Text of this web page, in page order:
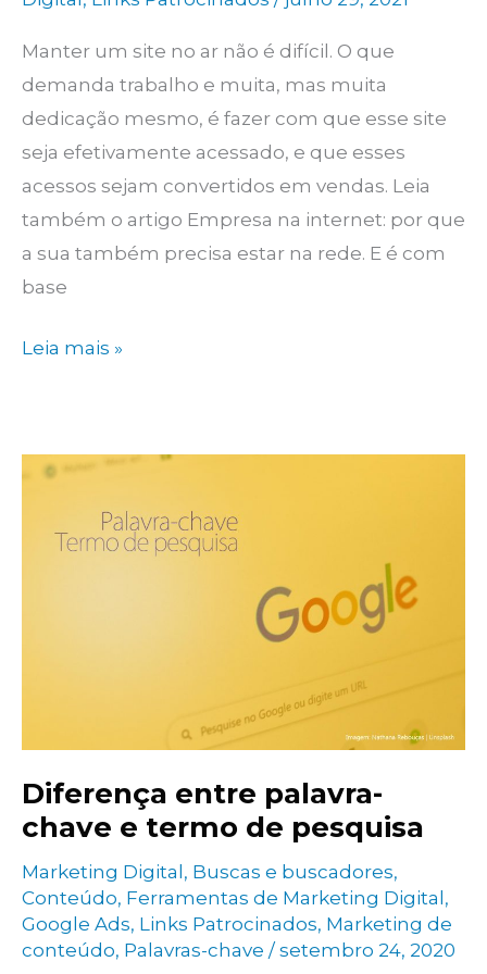
Manter um site no ar não é difícil. O que
demanda trabalho e muita, mas muita
dedicação mesmo, é fazer com que esse site
seja efetivamente acessado, e que esses
acessos sejam convertidos em vendas. Leia
também o artigo Empresa na internet: por que
a sua também precisa estar na rede. E é com
base
Poucos
Veja
resolver
Leia mais »
Diferença entre palavra-
chave e termo de pesquisa
Marketing Digital , Buscas e buscadores,
Conteúdo, Ferramentas de Marketing Digital ,
Google Ads, Links Patrocinados, Marketing de
conteúdo, Palavras-chave / setembro 24, 2020